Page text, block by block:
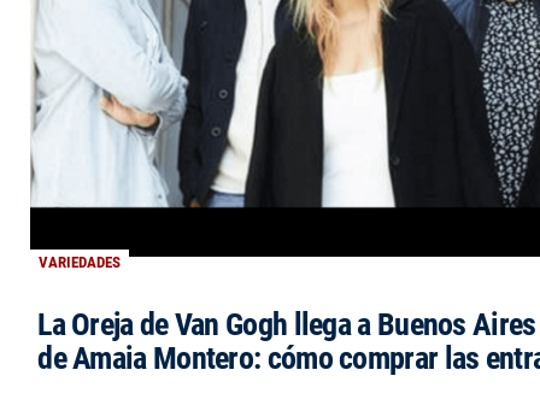
VARIEDADES
La Oreja de Van Gogh llega a Buenos
de Amaia Montero: cómo comprar las